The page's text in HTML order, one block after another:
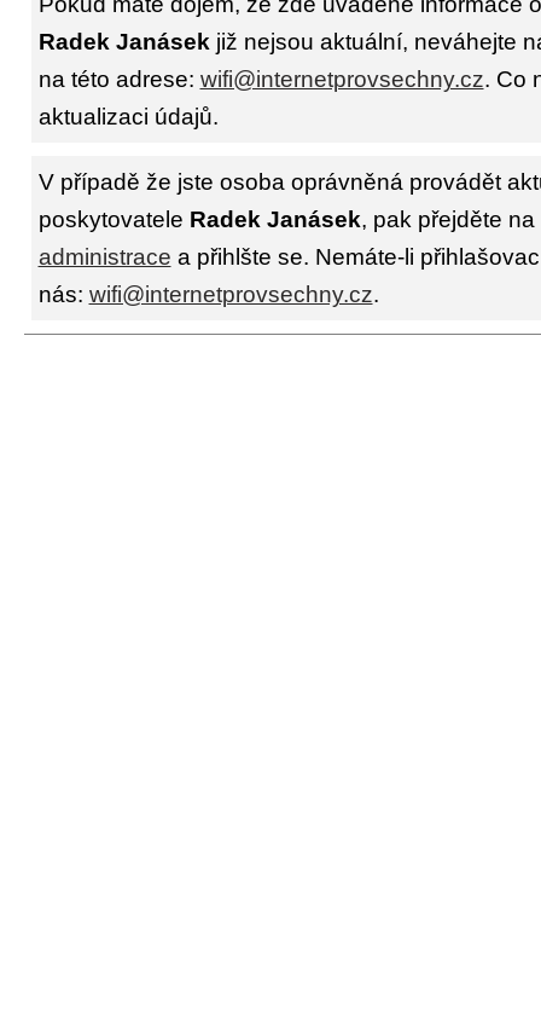
Radek Janásek již nejsou aktuální, neváhejte
na této adrese: wifi@internetprovsechny.cz. Co
aktualizaci údajů.
V případě že jste osoba oprávněná provádět
poskytovatele Radek Janásek, pak přejděte
administrace a přihlšte se. Nemáte-li
nás: wifi@internetprovsechny.cz.